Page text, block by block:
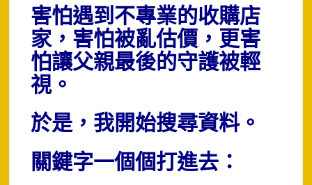
害怕遇到不專業的收購店
家， 害怕被亂估價， 更害
怕讓父親最後的守護被輕
視。
於是，我開始搜尋資料。
關鍵字一個個打進去：